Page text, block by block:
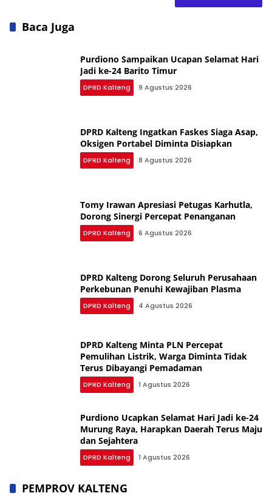
Baca Juga
Purdiono Sampaikan Ucapan Selamat Hari
Jadi ke-24 Barito Timur
DPRD Kalteng 9 Agustus 2026
DPRD Kalteng Ingatkan Faskes Siaga Asap,
Oksigen Portabel Diminta Disiapkan
DPRD Kalteng 8 Agustus 2026
Tomy Irawan Apresiasi Petugas Karhutla,
Dorong Sinergi Percepat Penanganan
DPRD Kalteng 6 Agustus 2026
DPRD Kalteng Dorong Seluruh Perusahaan
Perkebunan Penuhi Kewajiban Plasma
DPRD Kalteng 4 Agustus 2026
DPRD Kalteng Minta PLN Percepat
Pemulihan Listrik, Warga Diminta Tidak
Terus Dibayangi Pemadaman
DPRD Kalteng 1 Agustus 2026
Purdiono Ucapkan Selamat Hari Jadi ke-24
Murung Raya, Harapkan Daerah Terus Maju
dan Sejahtera
DPRD Kalteng 1 Agustus 2026
PEMPROV KALTENG